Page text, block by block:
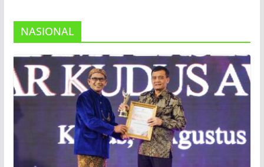
NASIONAL